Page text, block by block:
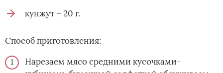
кунжут – 20 г.
Способ приготовления:
Нарезаем мясо средними кусочками-